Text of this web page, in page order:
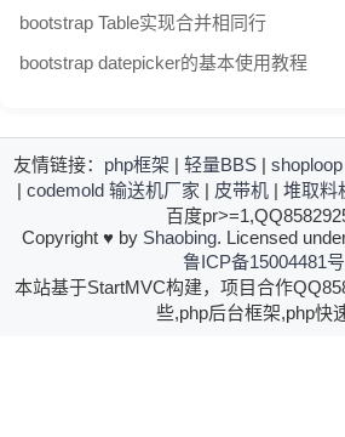
bootstrap Table实现合并相同行
bootstrap datepicker的基本使用教程
友情链接： php框架 | 轻量BBS | shoploop
| codemold 输送机厂家 | 皮带机| 堆取料
百度
Copyright ♥ by Shaobing. Licensed
鲁ICP备15004481
本站基于StartMVC构建，项目合作
些,php后台框架,php快